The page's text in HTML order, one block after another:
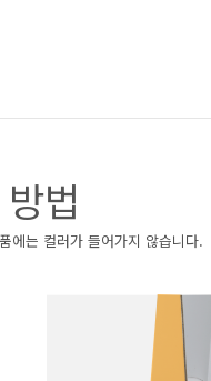
법
에는 컬러가 들어가지 않습니다.